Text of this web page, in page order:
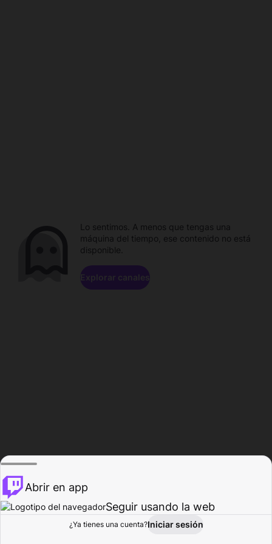
Explorar Actividad
Lo sentimos. A menos que tengas una
máquina del tiempo, ese contenido no está
disponible.
Explorar canales
Abrir en app
Seguir usando la web
¿Ya tienes una cuenta?Iniciar sesión